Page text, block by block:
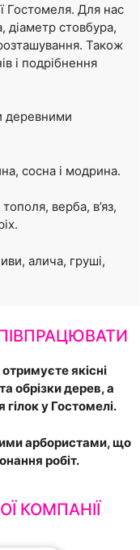
Гостомеля. Для нас
діаметр стовбура,
Також
і подрібнення
деревними
сосна і модрина.
верба, в’яз,
алича, груші,
якісні
обрізки дерев, а
гілок у Гостомелі.
арбористами, що
робіт.
КОМПАНІЇ